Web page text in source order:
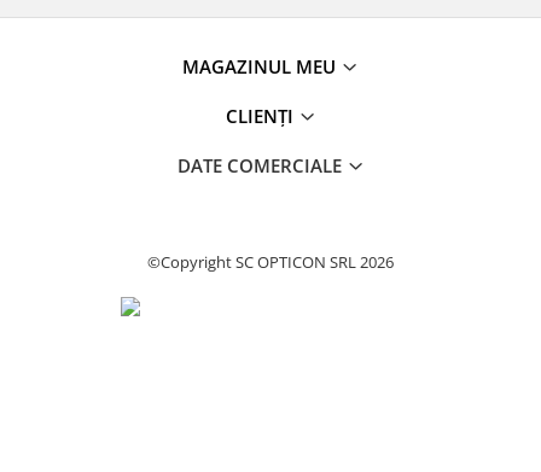
MAGAZINUL MEU
CLIENȚI
DATE COMERCIALE
©Copyright SC OPTICON SRL 2026